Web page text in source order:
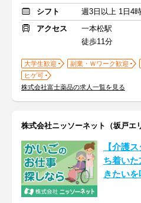
シフト
週3日以上 1日4
アクセス
一本松駅
徒歩11分
大学生歓迎 副業・Ｗワーク歓迎
ヒゲ可
株式会社富士薬品の求人一覧を見る
株式会社ニッソーネット（坂戸エ
【介護
ち着い
きたいを